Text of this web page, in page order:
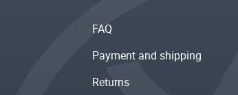
FAQ
Payment and shipping
Returns